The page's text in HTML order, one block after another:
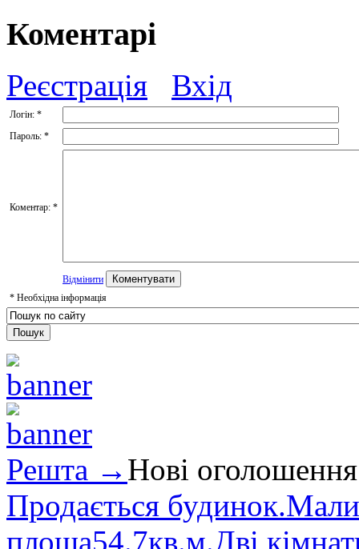
Коментарі
Реєстрація Вхід
Логін: *
Пароль: *
Коментар: *
Відмінити
* Необхідна інформація
Решта → Нові оголошення
Продається
площа54.7кв.м.Дві